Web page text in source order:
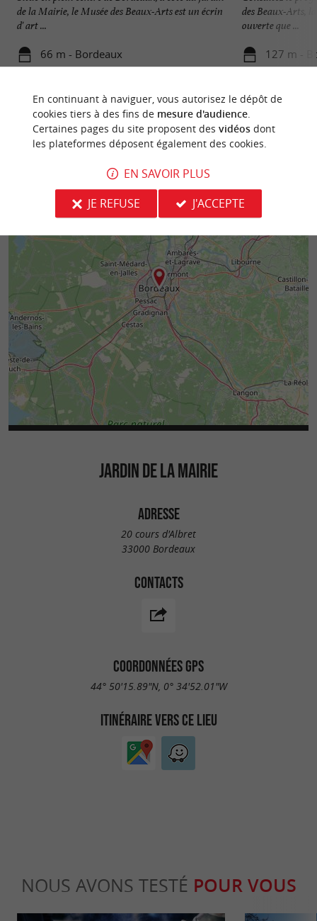
de la Mairie, le Musée des Beaux-Arts est un écrin
d' art ...
66 m - Bordeaux
des Beaux-Arts,
ouverte que ...
127 m -
JARDIN DE LA MAIRIE
ADRESSE
20 cours d'Albret
33000 Bordeaux
CONTACTS
COORDONNÉES GPS
44° 50'15.89"N, 0° 34'52.01"W
ITINÉRAIRE VERS CE LIEU
NOUS AVONS TESTÉ POUR VOUS
En continuant à naviguer, vous autorisez le dépôt de
cookies tiers à des fins de mesure d'audience.
Certaines pages du site proposent des vidéosdont
les plateformes déposent également des cookies.
EN SAVOIR PLUS
JE REFUSE
J'ACCEPTE